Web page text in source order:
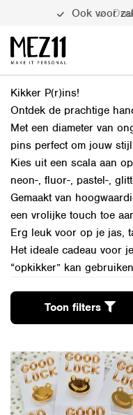
Ook voor
Kikker P(r)ins!
Ontdek de prachtige
Met een diameter van
pins perfect om jouw
Kies uit een scala aan
neon-, fluor-, pastel-,
Gemaakt van
een vrolijke touch toe
Erg leuk voor op je jas,
Het ideale cadeau voor
“opkikker” kan
Toon filters